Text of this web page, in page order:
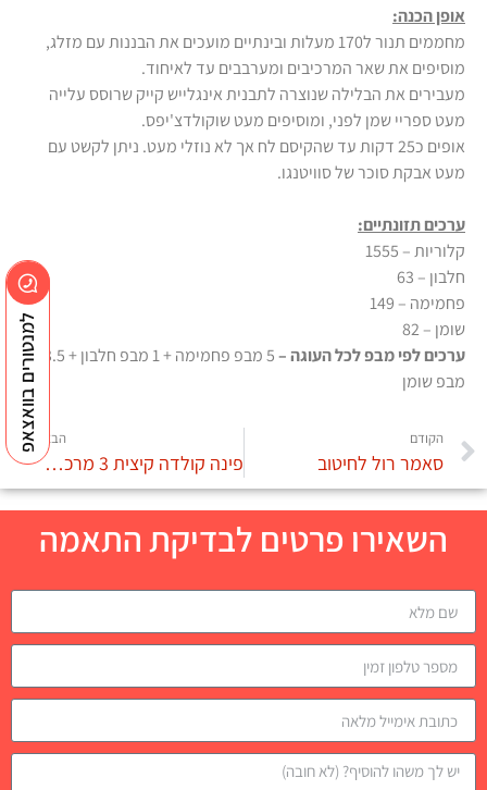
אופן הכנה:
מחממים תנור ל170 מעלות ובינתיים מועכים את הבננות עם מזלג,
מוסיפים את שאר המרכיבים ומערבבים עד לאיחוד.
מעבירים את הבלילה שנוצרה לתבנית אינגלייש קייק שרוסס עלייה
מעט ספריי שמן לפני, ומוסיפים מעט שוקולדצ'יפס.
אופים כ25 דקות עד שהקיסם לח אך לא נוזלי מעט. ניתן לקשט עם
מעט אבקת סוכר של סוויטנגו.
ערכים תזונתיים:
קלוריות – 1555
חלבון – 63
פחמימה – 149
שומן – 82
ערכים לפי מבפ לכל העוגה –
5 מבפ פחמימה + 1 מבפ חלבון + 3.5
מבפ שומן
הקודם
סאמר רול לחיטוב
הבא
פינה קולדה קיצית 3 מרכיבים
השאירו פרטים לבדיקת התאמה
למנטורים בוואצאפ